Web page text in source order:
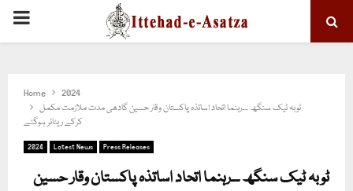
PRIMARY
Home
2024
ٹوبہ ٹیک سنگھ ۔۔رہنما اتحاد اساتذہ پاکستان وقار حسین گادھی مدت ملازمت مکمل
کرکے ریٹائر ہوگئے
2024 Latest News Press Releases
ٹوبہ ٹیک سنگھ ۔۔رہنما اتحاد اساتذہ پاکستان وقار حسین